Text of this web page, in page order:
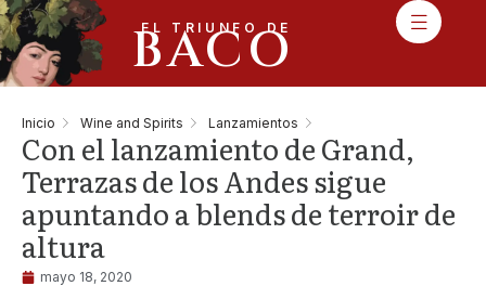
EL TRIUNFO DE
BACO
Inicio Wine and Spirits Lanzamientos
Con el lanzamiento de Grand,
Terrazas de los Andes sigue
apuntando a blends de terroir de
altura
mayo 18, 2020